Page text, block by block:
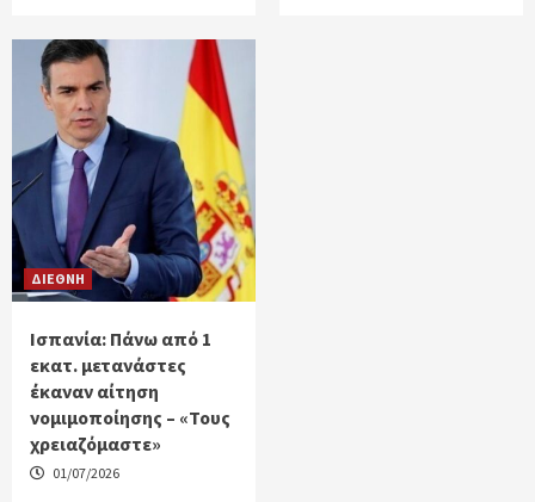
ΔΙΕΘΝΗ
Ισπανία: Πάνω από 1
εκατ. μετανάστες
έκαναν αίτηση
νομιμοποίησης – «Τους
χρειαζόμαστε»
01/07/2026